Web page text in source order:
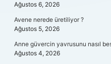
Ağustos 6, 2026
Avene nerede üretiliyor ?
Ağustos 5, 2026
Anne güvercin yavrusunu nasıl
Ağustos 4, 2026